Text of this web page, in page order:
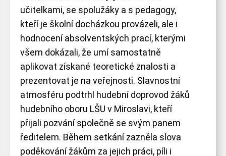
učitelkami, se spolužáky a s pedagogy,
kteří je školní docházkou provázeli, ale i
hodnocení absolventských prací, kterými
všem dokázali, že umí samostatně
aplikovat získané teoretické znalosti a
prezentovat je na veřejnosti. Slavnostní
atmosféru podtrhl hudební doprovod žáků
hudebního oboru LŠU v Miroslavi, kteří
přijali pozvání společně se svým panem
ředitelem. Během setkání zazněla slova
poděkování žákům za jejich práci, píli i